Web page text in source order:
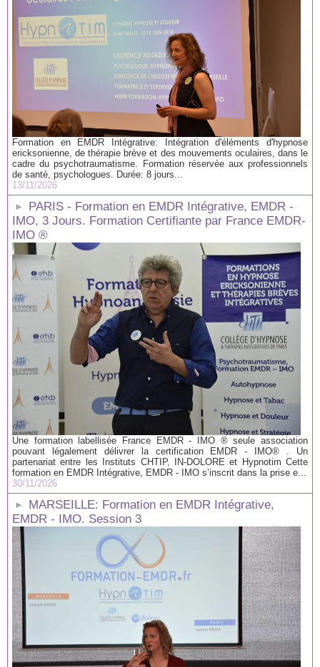
Formation en EMDR Intégrative: Intégration d'éléments d'hypnose
ericksonienne, de thérapie brève et des mouvements oculaires, dans le
cadre du psychotraumatisme. Formation réservée aux professionnels
de santé, psychologues. Durée: 8 jours...
13/11/2026
PARIS - Formation en EMDR Intégrative, EMDR -
IMO, 3 Jours. Formation Certifiante par France EMDR-
IMO ®
Une formation labellisée France EMDR - IMO ® seule association
pouvant légalement délivrer la certification EMDR - IMO® . Un
partenariat entre les Instituts CHTIP, IN-DOLORE et Hypnotim Cette
formation en EMDR Intégrative, EMDR - IMO s’inscrit dans la prise e...
30/11/2026
MARSEILLE: Formation en EMDR Intégrative,
EMDR - IMO. Session 3